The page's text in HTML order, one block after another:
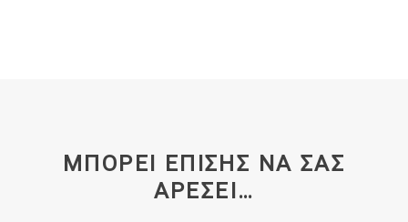
ΜΠΟΡΕΊ ΕΠΊΣΗΣ ΝΑ ΣΑΣ
ΑΡΈΣΕΙ…